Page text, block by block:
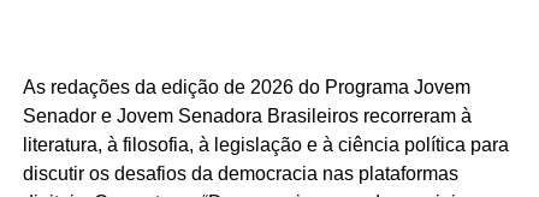
As redações da edição de 2026 do Programa Jovem
Senador e Jovem Senadora Brasileiros recorreram à
literatura, à filosofia, à legislação e à ciência política para
discutir os desafios da democracia nas plataformas